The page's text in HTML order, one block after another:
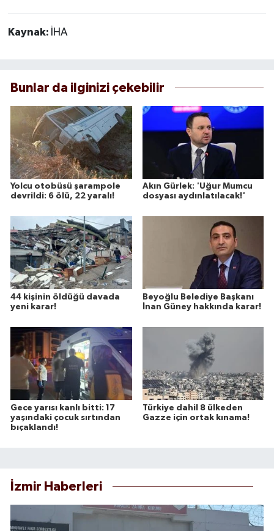
Kaynak: İHA
Bunlar da ilginizi çekebilir
Yolcu otobüsü şarampole
devrildi: 6 ölü, 22 yaralı!
Akın Gürlek: 'Uğur Mumcu
dosyası aydınlatılacak!'
44 kişinin öldüğü davada
yeni karar!
Beyoğlu Belediye Başkanı
İnan Güney hakkında karar!
Gece yarısı kanlı bitti: 17
yaşındaki çocuk sırtından
bıçaklandı!
Türkiye dahil 8 ülkeden
Gazze için ortak kınama!
İzmir Haberleri